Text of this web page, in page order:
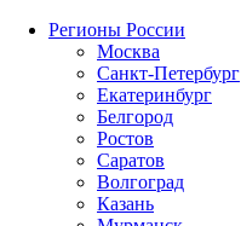
Регионы России
Москва
Санкт-Петербург
Екатеринбург
Белгород
Ростов
Саратов
Волгоград
Казань